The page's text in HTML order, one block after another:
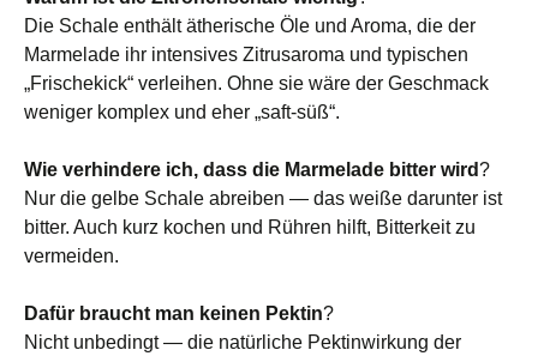
Die Schale enthält ätherische Öle und Aroma, die der
Marmelade ihr intensives Zitrusaroma und typischen
„Frischekick“ verleihen. Ohne sie wäre der Geschmack
weniger komplex und eher „saft‑süß“.
Wie verhindere ich, dass die Marmelade bitter wird?
Nur die gelbe Schale abreiben — das weiße darunter ist
bitter. Auch kurz kochen und Rühren hilft, Bitterkeit zu
vermeiden.
Dafür braucht man keinen Pektin?
Nicht unbedingt — die natürliche Pektinwirkung der